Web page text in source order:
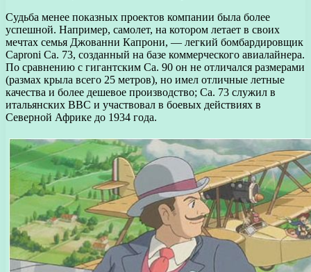
Судьба менее показных проектов компании была более
успешной. Например, самолет, на котором летает в своих
мечтах семья Джованни Капрони, — легкий бомбардировщик
Caproni Ca. 73, созданный на базе коммерческого авиалайнера.
По сравнению с гигантским Ca. 90 он не отличался размерами
(размах крыла всего 25 метров), но имел отличные летные
качества и более дешевое производство; Ca. 73 служил в
итальянских ВВС и участвовал в боевых действиях в
Северной Африке до 1934 года.